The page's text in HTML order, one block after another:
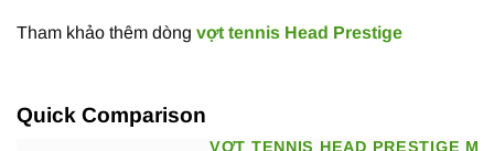
Tham khảo thêm dòng vợt tennis Head Prestige
Quick Comparison
VỢT TENNIS HEAD PRESTIGE